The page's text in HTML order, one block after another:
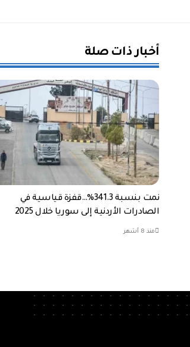
أخبار ذات صلة
نمت بنسبة 341.3%…قفزة قياسية في
الصادرات الأردنية إلى سوريا خلال 2025
منذ 8 أشهر